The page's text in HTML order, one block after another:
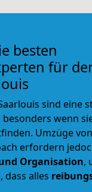
besten
für
sind eine
wenn
Umzüge von
erfordern
Organisation,
dass alles